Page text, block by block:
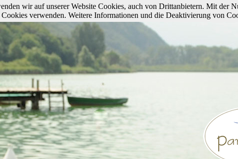
wir auf unserer Website Cookies, auch von Drittanbietern. Mit der
verwenden. Weitere Informationen und die Deaktivierung von